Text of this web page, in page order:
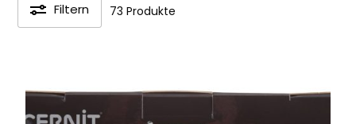
Filtern 73 Produkte